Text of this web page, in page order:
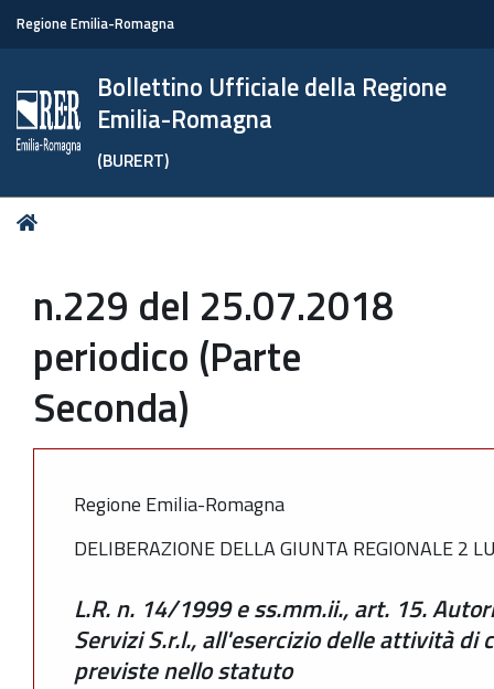
Regione Emilia-Romagna
Bollettino Ufficiale della Regione
Emilia-Romagna
(BURERT)
Tu
n.229 del 25.07.2018
periodico (Parte
Seconda)
Regione Emilia-Romagna
DELIBERAZIONE DELLA GIUNTA REGIONALE 2
L.R. n. 14/1999 e ss.mm.ii., art. 15.
Servizi S.r.l., all'esercizio delle attività di
previste nello statuto